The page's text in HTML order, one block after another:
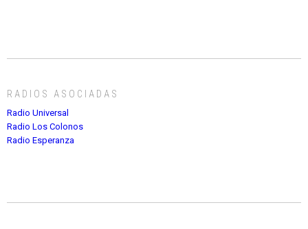
RADIOS ASOCIADAS
Radio Universal
Radio Los Colonos
Radio Esperanza